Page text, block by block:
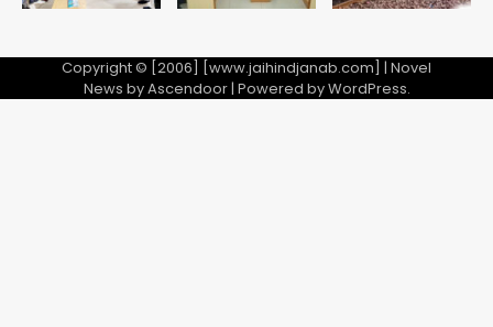
Copyright © [2006] [www.jaihindjanab.com] | Novel
News byAscendoor| Powered byWordPress.